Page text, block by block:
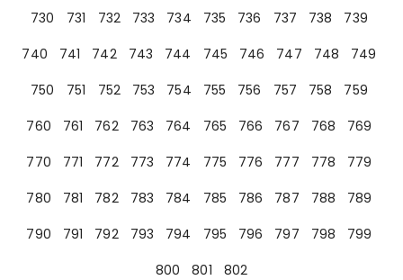
730
731 732 733 734 735 736 737 738
739
740
741 742 743 744 745 746 747 748
749
750
751 752 753 754 755 756 757 758
759
760
761 762 763 764 765 766 767 768
769
770
771 772 773 774 775 776 777 778
779
780
781 782 783 784 785 786 787 788
789
790
791 792 793 794 795 796 797 798
799
800
801 802